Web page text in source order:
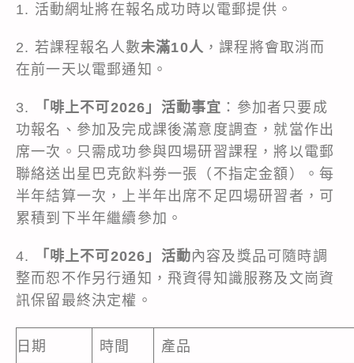
1. 活動網址將在報名成功時以電郵提供。
2. 若課程報名人數未滿10人 ，課程將會取消而
在前一天以電郵通知。
3. 「啡上不可2026」活動事宜 ：參加者只要成
功報名、參加及完成課後滿意度調查，就當作出
席一次。只需成功參與四場研習課程，將以電郵
聯絡送出星巴克飲料劵一張（不指定金額）。每
半年結算一次，上半年出席不足四場研習者，可
累積到下半年繼續參加。
4. 「啡上不可2026」活動內容及獎品可隨時調
整而恕不作另行通知，飛資得知識服務及文崗資
訊保留最終決定權。
日期 時間 產品